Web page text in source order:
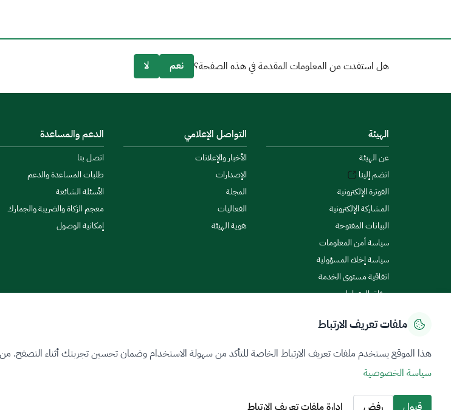
هل استفدت من المعلومات المقدمة في هذه الصفحة؟ نعم لا
الهيئة
عن الهيئة
انضم إلينا
الفوترة الإلكترونية
المشاركة الإلكترونية
البيانات المفتوحة
سياسة أمن المعلومات
سياسة إخلاء المسؤولية
اتفاقية مستوى الخدمة
ميثاق المتعاملين
التواصل الإعلامي
الأخبار والإعلانات
الإصدارات
المجلة
الفعاليات
هوية الهيئة
الدعم والمساعدة
اتصل بنا
طلبات المساعدة والدعم
الأسئلة الشائعة
معجم الزكاة والضريبة والجمارك
إمكانية الوصول
جميع الحقوق محفوظة 2026 © ZATCA.GOV.SA
ملفات تعريف الارتباط
هذا الموقع يستخدم ملفات تعريف الارتباط الخاصة للتأكد من سهولة الاستخدام وضمان تحسين تجربتك أثناء التصفح. من
سياسة الخصوصية
قبول رفض إدارة ملفات تعريف الارتباط